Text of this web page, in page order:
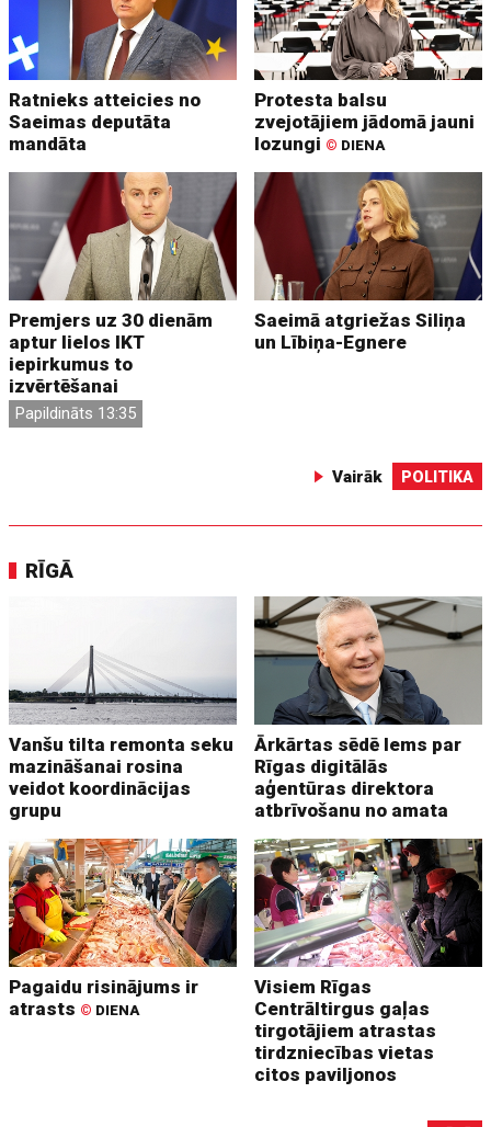
Ratnieks atteicies no
Saeimas deputāta
mandāta
Protesta balsu
zvejotājiem jādomā jauni
lozungi © DIENA
Premjers uz 30 dienām
aptur lielos IKT
iepirkumus to
izvērtēšanai
Papildināts 13:35
Saeimā atgriežas Siliņa
un Lībiņa-Egnere
Vairāk POLITIKA
RĪGĀ
Vanšu tilta remonta seku
mazināšanai rosina
veidot koordinācijas
grupu
Ārkārtas sēdē lems par
Rīgas digitālās
aģentūras direktora
atbrīvošanu no amata
Pagaidu risinājums ir
atrasts © DIENA
Visiem Rīgas
Centrāltirgus gaļas
tirgotājiem atrastas
tirdzniecības vietas
citos paviljonos